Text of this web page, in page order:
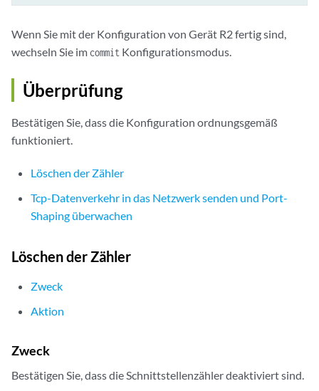
Wenn Sie mit der Konfiguration von Gerät R2 fertig sind,
wechseln Sie im commit Konfigurationsmodus.
Überprüfung
Bestätigen Sie, dass die Konfiguration ordnungsgemäß
funktioniert.
Löschen der Zähler
Tcp-Datenverkehr in das Netzwerk senden und Port-
Shaping überwachen
Löschen der Zähler
Zweck
Aktion
Zweck
Bestätigen Sie, dass die Schnittstellenzähler deaktiviert sind.